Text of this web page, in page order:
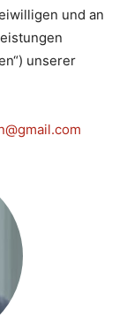
und an
unserer